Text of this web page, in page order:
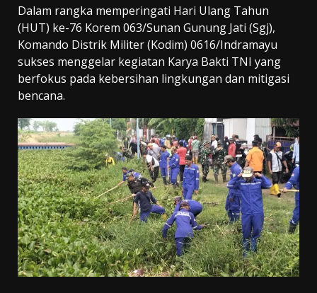
Dalam rangka memperingati Hari Ulang Tahun
(HUT) ke-76 Korem 063/Sunan Gunung Jati (Sgj),
Komando Distrik Militer (Kodim) 0616/Indramayu
sukses menggelar kegiatan Karya Bakti TNI yang
berfokus pada kebersihan lingkungan dan mitigasi
bencana.